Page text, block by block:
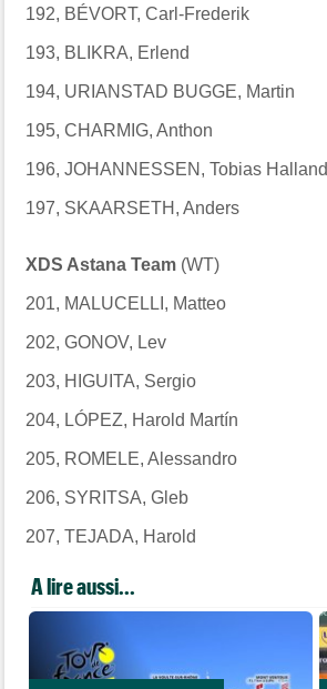
192, BÉVORT, Carl-Frederik
193, BLIKRA, Erlend
194, URIANSTAD BUGGE, Martin
195, CHARMIG, Anthon
196, JOHANNESSEN, Tobias Halland
197, SKAARSETH, Anders
XDS Astana Team (WT)
201, MALUCELLI, Matteo
202, GONOV, Lev
203, HIGUITA, Sergio
204, LÓPEZ, Harold Martín
205, ROMELE, Alessandro
206, SYRITSA, Gleb
207, TEJADA, Harold
A lire aussi...